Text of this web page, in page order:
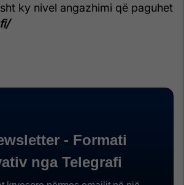
ky nivel angazhimi që paguhet